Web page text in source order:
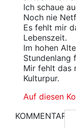
Ich schaue
Noch nie
Es fehlt mir
Lebenszeit.
Im hohen
Stundenlang
Mir fehlt das
Kulturpur.
Auf diesen
KOMMENTAR